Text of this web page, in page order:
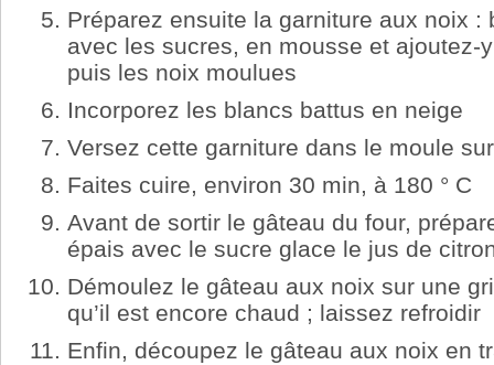
Préparez ensuite la garniture aux noix :
avec les sucres, en mousse et ajoutez-
puis les noix moulues
Incorporez les blancs battus en neige
Versez cette garniture dans le moule
Faites cuire, environ 30 min, à 180 ° C
Avant de sortir le gâteau du four,
épais avec le sucre glace le jus de
Démoulez le gâteau aux noix sur une
qu’il est encore chaud ; laissez refroidir
Enfin, découpez le gâteau aux noix en